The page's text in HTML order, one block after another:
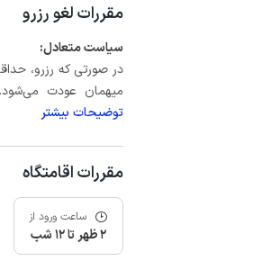
مقررات لغو رزرو
سیاست متعادل:
میهمان عودت می‌شود. در غیر
توضیحات بیشتر
مقررات اقامتگاه
ساعت ورود از
2 ظهر تا 12 شب